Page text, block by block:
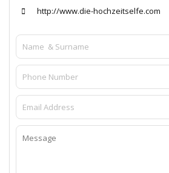
http://www.die-hochzeitselfe.com